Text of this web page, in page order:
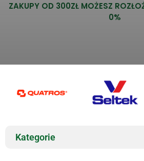
ZAKUPY OD 300ZŁ MOŻESZ
0%
Kategorie